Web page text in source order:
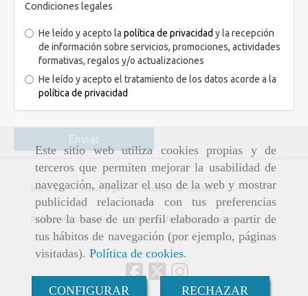
Este sitio web utiliza cookies propias y de
terceros que permiten mejorar la usabilidad de
navegación, analizar el uso de la web y mostrar
publicidad relacionada con tus preferencias
sobre la base de un perfil elaborado a partir de
tus hábitos de navegación (por ejemplo, páginas
visitadas). Política de cookies.
CONFIGURAR RECHAZAR
Condiciones legales
He leído y acepto la política de privacidad y la recepción
de información sobre servicios, promociones, actividades
formativas, regalos y/o actualizaciones
He leído y acepto el tratamiento de los datos acorde a la
política de privacidad
Enviar
Inicio Aviso legal Política de cookies
Política de privacidad Política de ventas y envíos